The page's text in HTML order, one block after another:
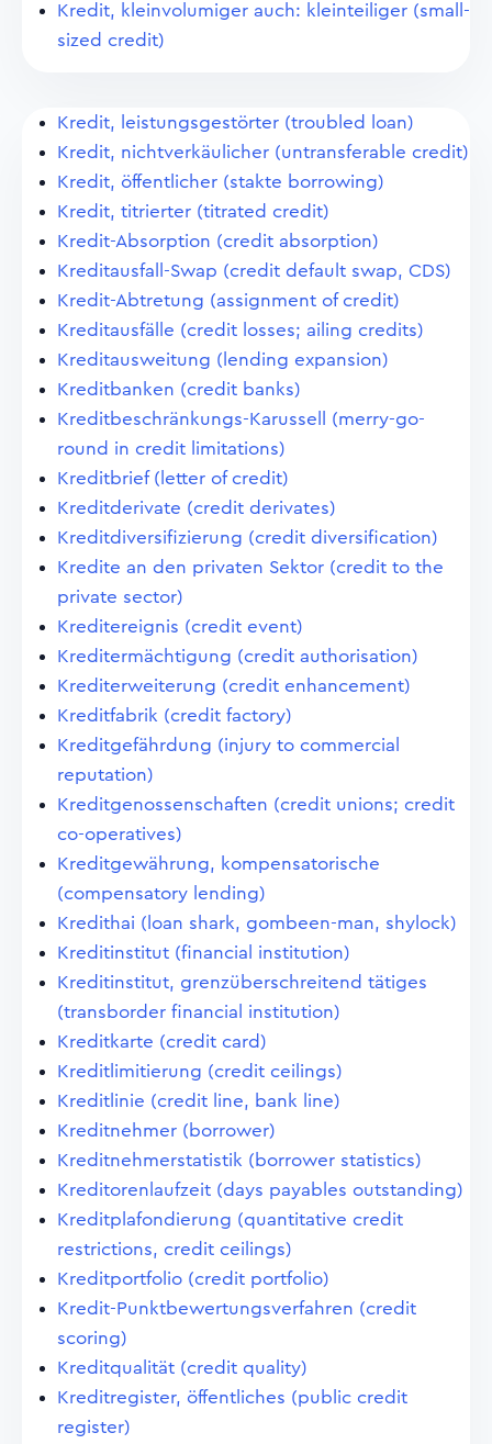
Kredit, kleinvolumiger auch: kleinteiliger (small-
sized credit)
Kredit, leistungsgestörter (troubled loan)
Kredit, nichtverkäulicher (untransferable credit)
Kredit, öffentlicher (stakte borrowing)
Kredit, titrierter (titrated credit)
Kredit-Absorption (credit absorption)
Kreditausfall-Swap (credit default swap, CDS)
Kredit-Abtretung (assignment of credit)
Kreditausfälle (credit losses; ailing credits)
Kreditausweitung (lending expansion)
Kreditbanken (credit banks)
Kreditbeschränkungs-Karussell (merry-go-
round in credit limitations)
Kreditbrief (letter of credit)
Kreditderivate (credit derivates)
Kreditdiversifizierung (credit diversification)
Kredite an den privaten Sektor (credit to the
private sector)
Kreditereignis (credit event)
Kreditermächtigung (credit authorisation)
Krediterweiterung (credit enhancement)
Kreditfabrik (credit factory)
Kreditgefährdung (injury to commercial
reputation)
Kreditgenossenschaften (credit unions; credit
co-operatives)
Kreditgewährung, kompensatorische
(compensatory lending)
Kredithai (loan shark, gombeen-man, shylock)
Kreditinstitut (financial institution)
Kreditinstitut, grenzüberschreitend tätiges
(transborder financial institution)
Kreditkarte (credit card)
Kreditlimitierung (credit ceilings)
Kreditlinie (credit line, bank line)
Kreditnehmer (borrower)
Kreditnehmerstatistik (borrower statistics)
Kreditorenlaufzeit (days payables outstanding)
Kreditplafondierung (quantitative credit
restrictions, credit ceilings)
Kreditportfolio (credit portfolio)
Kredit-Punktbewertungsverfahren (credit
scoring)
Kreditqualität (credit quality)
Kreditregister, öffentliches (public credit
register)